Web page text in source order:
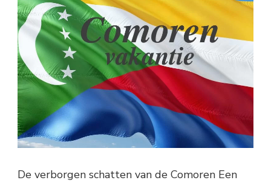
De verborgen schatten van de Comoren Een